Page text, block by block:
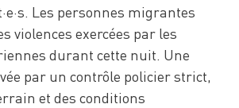
Les personnes migrantes
violences exercées par les
durant cette nuit. Une
par un contrôle policier strict,
et des conditions